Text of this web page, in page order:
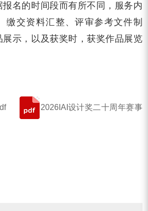
名的时间段而有所不同，服务内
缴交资料汇整、评审参考文件制
示，以及获奖时，获奖作品展览
2026IAI设计奖二十周年赛事